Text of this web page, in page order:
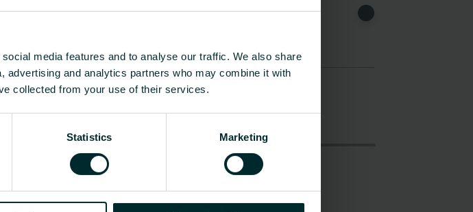
media features and to analyse our traffic. We also share
advertising and analytics partners who may combine it with
collected from your use of their services.
Statistics Marketing